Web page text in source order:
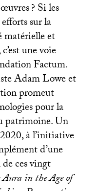
? Si les
sur la
matérielle et
une voie
Factum.
Adam Lowe et
promeut
pour la
patrimoine. Un
à l’initiative
d’une
ces vingt
Aura in the Age of